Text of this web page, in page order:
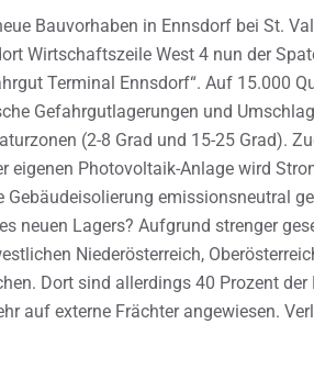
Bauvorhaben in Ennsdorf bei St.
Wirtschaftszeile West 4 nun der
Terminal Ennsdorf“. Auf 15.000
Gefahrgutlagerungen und
(2-8 Grad und 15-25 Grad).
eigenen Photovoltaik-Anlage wird
Gebäudeisolierung emissionsneutral
neuen Lagers? Aufgrund strenger
Niederösterreich,
Dort sind allerdings 40 Prozent
auf externe Frächter angewiesen.